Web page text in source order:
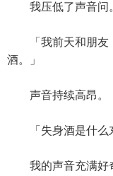
我压低了声音问
「我前天和朋友ｌ
酒。」
声音持续高昂。
「失身酒是什么
我的声音充满好